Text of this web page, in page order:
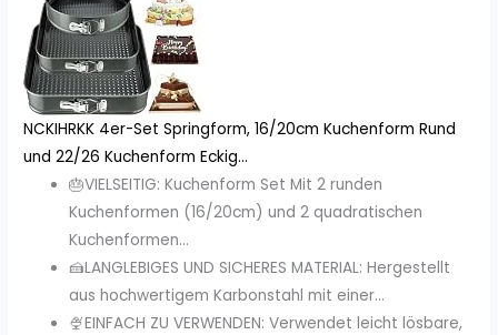
NCKIHRKK 4er-Set Springform, 16/20cm Kuchenform Rund
und 22/26 Kuchenform Eckig...
🎂VIELSEITIG: Kuchenform Set Mit 2 runden
Kuchenformen (16/20cm) und 2 quadratischen
Kuchenformen...
🍰LANGLEBIGES UND SICHERES MATERIAL: Hergestellt
aus hochwertigem Karbonstahl mit einer...
🍨EINFACH ZU VERWENDEN: Verwendet leicht lösbare,